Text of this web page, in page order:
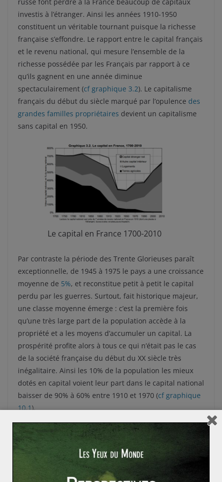
investis à l’étranger. Ainsi les années 1910-1950
constituent un véritable tournant puisque la richesse
française s’effondre. Le rapport entre le capital français
et le revenu national, qui mesure l’ensemble de la
richesse possédée par les Français par rapport à ce
qu’ils gagnent en une année diminue
spectaculairement (cf graphique 3.2). Le capitalisme
français du début du siècle marqué par l’opulence des
grandes familles propriétaires devient un capitalisme
sans capital en 1950.
Le capital en France 1700-2010
Par contraste la période des Trente Glorieuses paraît
exceptionnelle, de 1945 à 1975 le pays a une croissance
moyenne de 5%, et reconstitue petit à petit le capital
perdu par les guerres. Surtout, fait historique majeur,
une classe moyenne émerge : c’est la première fois
qu’une très large part de la population accède à la
propriété et a les moyens d’accumuler un capital. La
prospérité profite alors à tous ce qui n’était pas le cas
de la société française du début du XX siècle très
inégalitaire. Ainsi les 10% de la population les mieux
dotés en capital voient leur part dans le capital national
baisser de 90% à 60% entre 1910 et 1970 (cf graphique
10.1).